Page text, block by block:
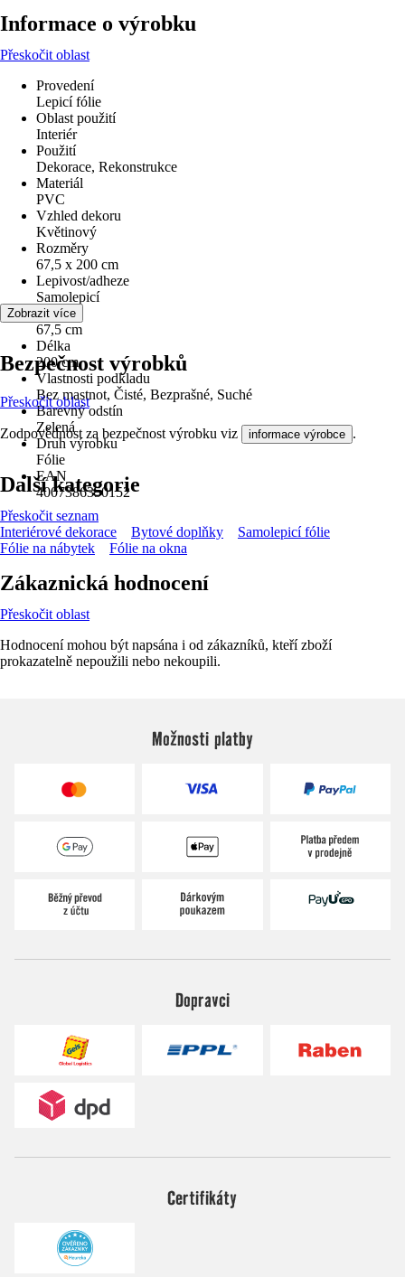
Informace o výrobku
Přeskočit oblast
Provedení
Lepicí fólie
Oblast použití
Interiér
Použití
Dekorace, Rekonstrukce
Materiál
PVC
Vzhled dekoru
Květinový
Rozměry
67,5 x 200 cm
Lepivost/adheze
Samolepicí
Šířka
67,5 cm
Délka
200 cm
Vlastnosti podkladu
Bez mastnot, Čisté, Bezprašné, Suché
Barevný odstín
Zelená
Druh výrobku
Fólie
EAN
4007386350152
Zobrazit více
Bezpečnost výrobků
Přeskočit oblast
Zodpovědnost za bezpečnost výrobku viz informace výrobce .
Další kategorie
Přeskočit seznam
Interiérové dekorace
Bytové doplňky
Samolepicí fólie
Fólie na nábytek
Fólie na okna
Zákaznická hodnocení
Přeskočit oblast
Hodnocení mohou být napsána i od zákazníků, kteří zboží
prokazatelně nepoužili nebo nekoupili.
Možnosti platby
Dopravci
Certifikáty